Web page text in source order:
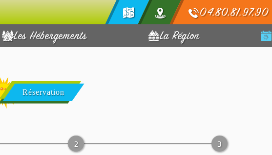
04.80.81.97.90
Les Hébergements La Région
Réservation